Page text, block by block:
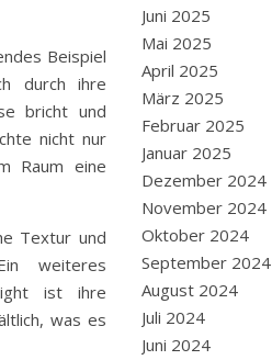
Beispiel
durch ihre
bricht und
nicht nur
Raum eine
Textur und
weiteres
ist ihre
was es
Juni 2025
Mai 2025
April 2025
März 2025
Februar 2025
Januar 2025
Dezember 2024
November 2024
Oktober 2024
September 2024
August 2024
Juli 2024
Juni 2024